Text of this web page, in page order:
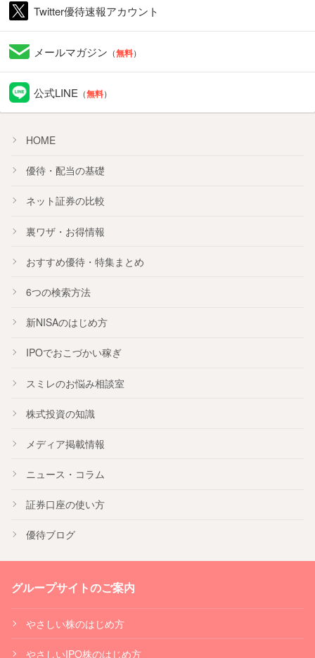
Twitter優待速報アカウント
メールマガジン （無料）
公式LINE （無料）
HOME
優待・配当の基礎
ネット証券の比較
裏ワザ・お得情報
おすすめ優待・ 特集まとめ
6つの検索方法
新NISAのはじめ方
IPOでおこづかい稼ぎ
スミレのお悩み相談室
株式投資の知識
メディア掲載情報
ニュース・コラム
証券口座の使い方
優待ブログ
グループサイトのご案内
やさしい株のはじめ方
やさしいIPO株のはじめ方